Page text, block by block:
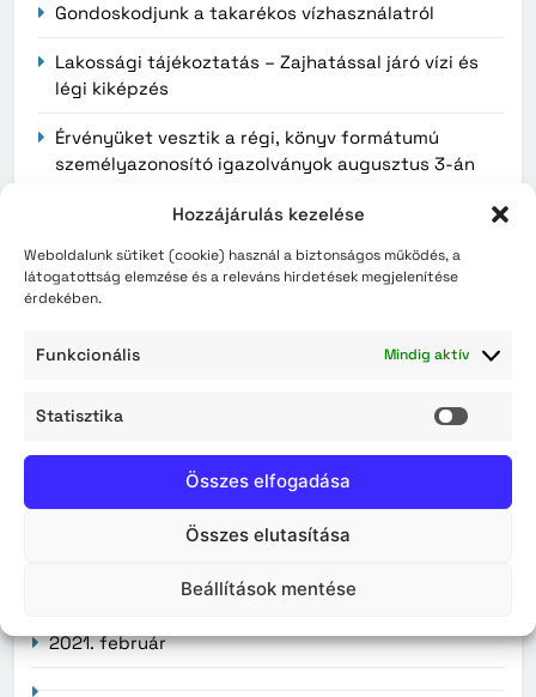
Hozzájárulás kezelése
Weboldalunk sütiket (cookie) használ a biztonságos működés, a
látogatottság elemzése és a releváns hirdetések megjelenítése
érdekében.
Funkcionális Mindig aktív
Statisztika
Összes elfogadása
Összes elutasítása
Beállítások mentése
Gondoskodjunk a takarékos vízhasználatról
Lakossági tájékoztatás – Zajhatással járó vízi és
légi kiképzés
Érvényüket vesztik a régi, könyv formátumú
személyazonosító igazolványok augusztus 3-án
Archívum
2026. augusztus
2026. július
2026. június
2026. május
2021. február